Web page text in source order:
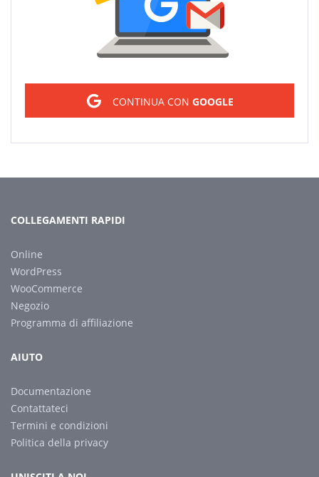
CONTINUA CON GOOGLE
COLLEGAMENTI RAPIDI
Online
WordPress
WooCommerce
Negozio
Programma di affiliazione
AIUTO
Documentazione
Contattateci
Termini e condizioni
Politica della privacy